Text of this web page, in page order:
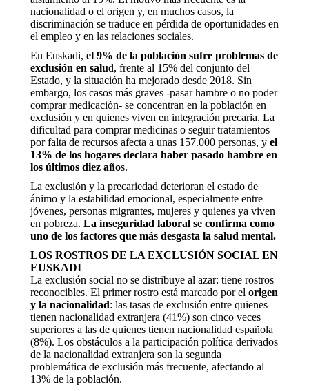
nacionalidad o el origen y, en muchos casos, la
discriminación se traduce en pérdida de oportunidades en
el empleo y en las relaciones sociales.
En Euskadi, el 9% de la población sufre problemas de
exclusión en salud, frente al 15% del conjunto del
Estado, y la situación ha mejorado desde 2018. Sin
embargo, los casos más graves -pasar hambre o no poder
comprar medicación- se concentran en la población en
exclusión y en quienes viven en integración precaria. La
dificultad para comprar medicinas o seguir tratamientos
por falta de recursos afecta a unas 157.000 personas, y el
13% de los hogares declara haber pasado hambre en
los últimos diez años.
La exclusión y la precariedad deterioran el estado de
ánimo y la estabilidad emocional, especialmente entre
jóvenes, personas migrantes, mujeres y quienes ya viven
en pobreza. La inseguridad laboral se confirma como
uno de los factores que más desgasta la salud mental.
LOS ROSTROS DE LA EXCLUSIÓN SOCIAL EN
EUSKADI
La exclusión social no se distribuye al azar: tiene rostros
reconocibles. El primer rostro está marcado por el origen
y la nacionalidad: las tasas de exclusión entre quienes
tienen nacionalidad extranjera (41%) son cinco veces
superiores a las de quienes tienen nacionalidad española
(8%). Los obstáculos a la participación política derivados
de la nacionalidad extranjera son la segunda
problemática de exclusión más frecuente, afectando al
13% de la población.